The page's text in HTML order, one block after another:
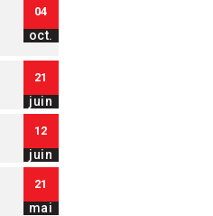
04
oct.
21
juin
12
juin
21
mai